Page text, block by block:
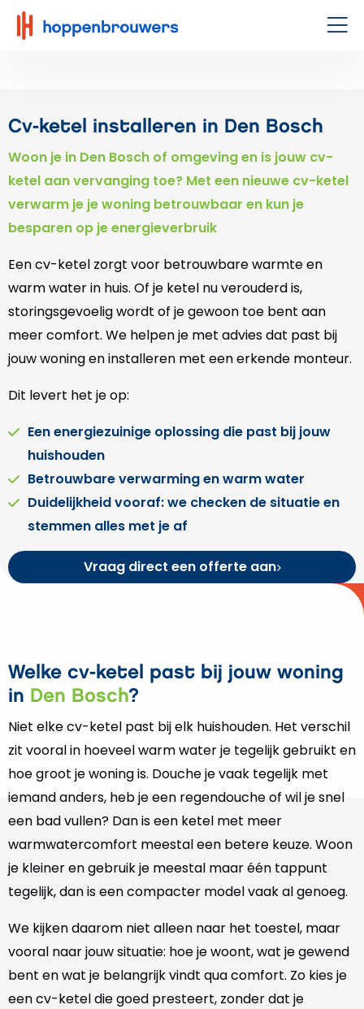
Hoppenbrouwers
|
Cv-ketel installeren in Den Bosch
Woon je in Den Bosch of omgeving en is jouw cv-
ketel aan vervanging toe? Met een nieuwe cv-ketel
verwarm je je woning betrouwbaar en kun je
besparen op je energieverbruik
Een cv-ketel zorgt voor betrouwbare warmte en
warm water in huis. Of je ketel nu verouderd is,
storingsgevoelig wordt of je gewoon toe bent aan
meer comfort. We helpen je met advies dat past bij
jouw woning en installeren met een erkende monteur.
Dit levert het je op:
Een energiezuinige oplossing die past bij jouw
huishouden
Betrouwbare verwarming en warm water
Duidelijkheid vooraf: we checken de situatie en
stemmen alles met je af
Vraag direct een offerte aan
Welke cv-ketel past bij jouw woning
in Den Bosch?
Niet elke cv-ketel past bij elk huishouden. Het verschil
zit vooral in hoeveel warm water je tegelijk gebruikt en
hoe groot je woning is. Douche je vaak tegelijk met
iemand anders, heb je een regendouche of wil je snel
een bad vullen? Dan is een ketel met meer
warmwatercomfort meestal een betere keuze. Woon
je kleiner en gebruik je meestal maar één tappunt
tegelijk, dan is een compacter model vaak al genoeg.
We kijken daarom niet alleen naar het toestel, maar
vooral naar jouw situatie: hoe je woont, wat je gewend
bent en wat je belangrijk vindt qua comfort. Zo kies je
een cv-ketel die goed presteert, zonder dat je